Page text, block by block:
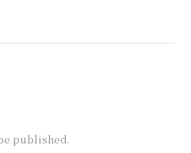
published.